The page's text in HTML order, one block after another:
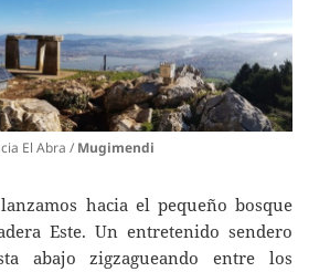
El Abra / Mugimendi
hacia el pequeño bosque
Este. Un entretenido sendero
abajo zigzagueando entre los